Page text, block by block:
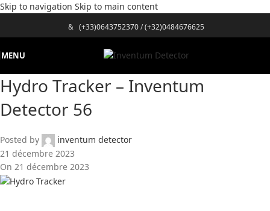
Skip to navigation Skip to main content
& (+33)0643752370/(+32)0484676625
MENU
Hydro Tracker – Inventum
Detector 56
Posted by
inventum detector
21 décembre 2023
On 21 décembre 2023